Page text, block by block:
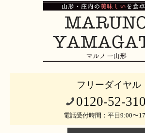
フリーダイヤル
0120-52-
電話受付時間：平日9:00〜